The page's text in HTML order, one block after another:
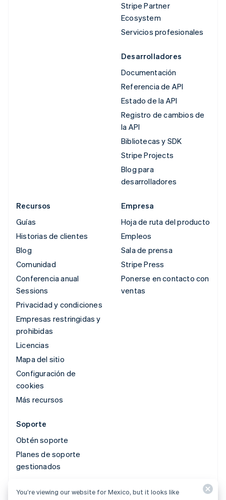
Stripe Partner
Ecosystem
Servicios profesionales
Desarrolladores
Documentación
Referencia de API
Estado de la API
Registro de cambios de
la API
Bibliotecas y SDK
Stripe Projects
Blog para
desarrolladores
Recursos
Guías
Historias de clientes
Blog
Comunidad
Conferencia anual
Sessions
Privacidad y condiciones
Empresas restringidas y
prohibidas
Licencias
Mapa del sitio
Configuración de
cookies
Más recursos
Empresa
Hoja de ruta del producto
Empleos
Sala de prensa
Stripe Press
Ponerse en contacto con
ventas
Soporte
Obtén soporte
Planes de soporte
gestionados
© 2026 Stripe, LLC
You’re viewing our website for Mexico, but it looks like